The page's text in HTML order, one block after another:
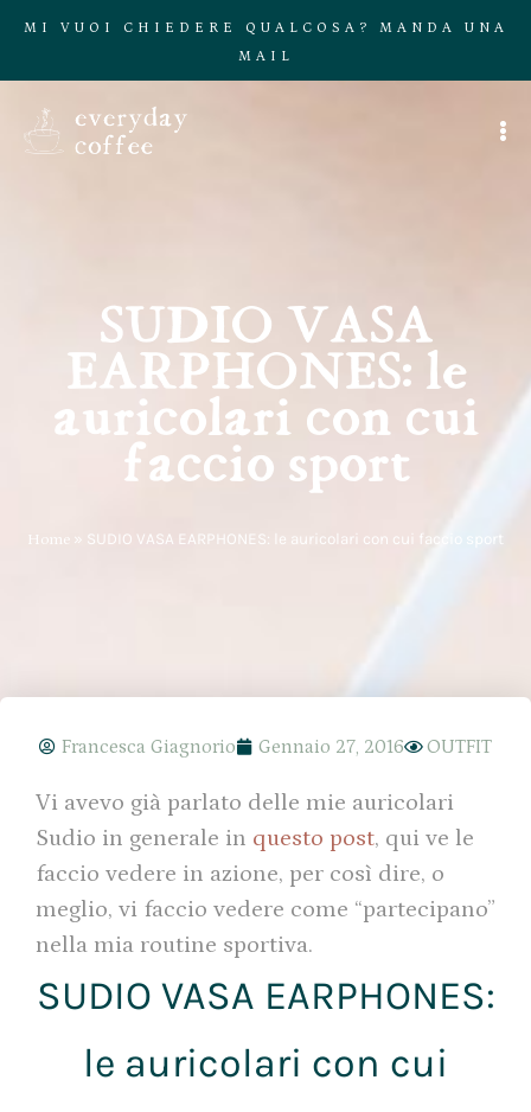
MI VUOI CHIEDERE QUALCOSA? MANDA UNA
MAIL
SUDIO VASA
EARPHONES: le
auricolari con cui
faccio sport
Home » SUDIO VASA EARPHONES: le auricolari con cui faccio sport
Francesca Giagnorio Gennaio 27, 2016 OUTFIT
Vi avevo già parlato delle mie auricolari
Sudio in generale in questo post, qui ve le
faccio vedere in azione, per così dire, o
meglio, vi faccio vedere come “partecipano”
nella mia routine sportiva.
SUDIO VASA EARPHONES:
le auricolari con cui